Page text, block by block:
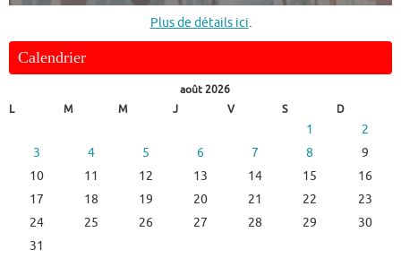
Plus de détails ici.
Calendrier
août 2026
L
M M J V S D
1
2
3
4 5 6 7 8
9
10
11 12 13 14 15
16
17
18 19 20 21 22
23
24
25 26 27 28 29
30
31